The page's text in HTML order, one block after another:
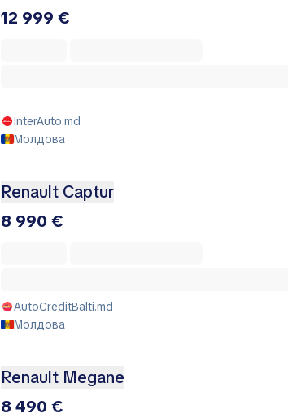
12 999 €
InterAuto.md
Молдова
Renault Captur
8 990 €
AutoCreditBalti.md
Молдова
Renault Megane
8 490 €